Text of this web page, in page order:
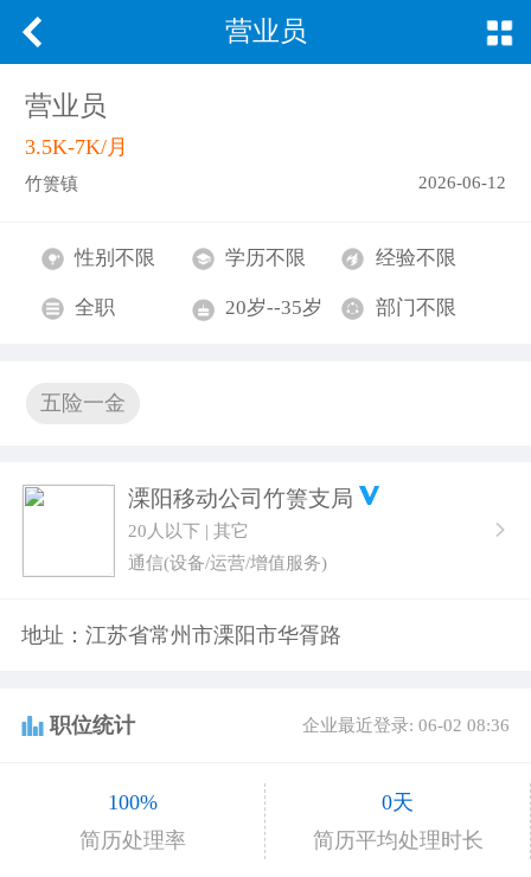
营业员
营业员
3.5K-7K/月
竹箦镇 2026-06-12
性别不限 学历不限 经验不限
全职 20岁--35岁 部门不限
五险一金
溧阳移动公司竹箦支局
20人以下 | 其它
通信(设备/运营/增值服务)
地址：江苏省常州市溧阳市华胥路
职位统计 企业最近登录: 06-02 08:36
100%
简历处理率
0天
简历平均处理时长